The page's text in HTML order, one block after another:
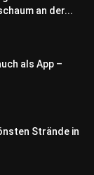
an der...
als App –
Strände in